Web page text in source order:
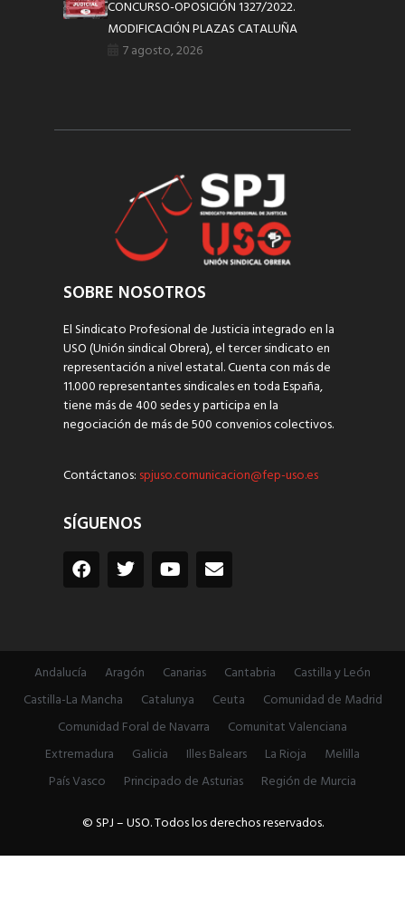
CONCURSO-OPOSICIÓN 1327/2022.
MODIFICACIÓN PLAZAS CATALUÑA
7 agosto, 2026
SOBRE NOSOTROS
El Sindicato Profesional de Justicia integrado en la
USO (Unión sindical Obrera), el tercer sindicato en
representación a nivel estatal. Cuenta con más de
11.000 representantes sindicales en toda España,
tiene más de 400 sedes y participa en la
negociación de más de 500 convenios colectivos.
Contáctanos: spjuso.comunicacion@fep-uso.es
SÍGUENOS
Andalucía Aragón Canarias Cantabria
Castilla y León
Castilla-La Mancha
Catalunya Ceuta
Comunidad de Madrid
Comunidad Foral de Navarra
Comunitat Valenciana
Extremadura
Galicia Illes Balears La Rioja
Melilla
País Vasco
Principado de Asturias
Región de Murcia
© SPJ – USO. Todos los derechos reservados.